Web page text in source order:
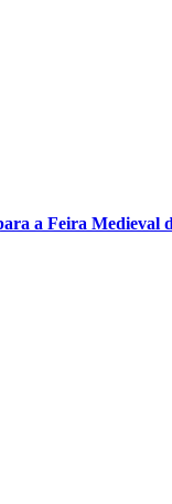
a Feira Medieval